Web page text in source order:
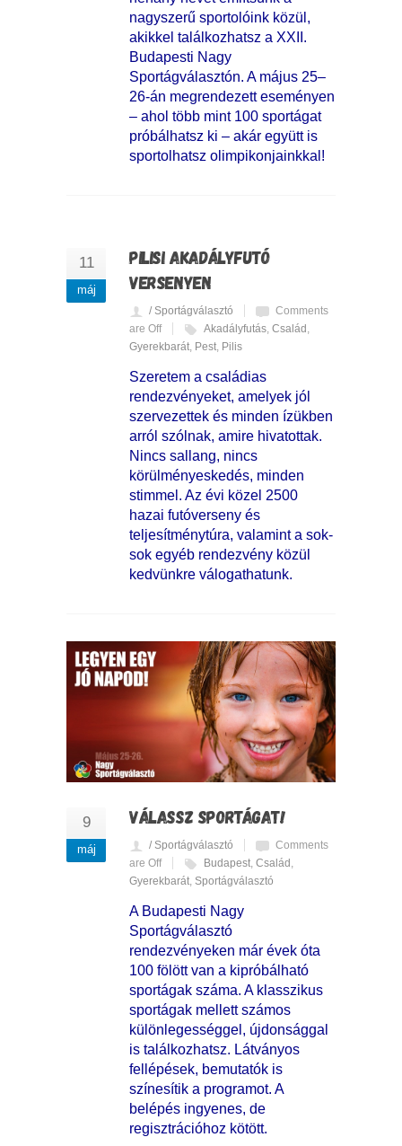
nagyszerű sportolóink közül,
akikkel találkozhatsz a XXII.
Budapesti Nagy
Sportágválasztón. A május 25–
26-án megrendezett eseményen
– ahol több mint 100 sportágat
próbálhatsz ki – akár együtt is
sportolhatsz olimpikonjainkkal!
11
máj
PILISI AKADÁLYFUTÓ
VERSENYEN
/ Sportágválasztó
Comments
are Off
Akadályfutás, Család ,
Gyerekbarát, Pest, Pilis
Szeretem a családias
rendezvényeket, amelyek jól
szervezettek és minden ízükben
arról szólnak, amire hivatottak.
Nincs sallang, nincs
körülményeskedés, minden
stimmel. Az évi közel 2500
hazai futóverseny és
teljesítménytúra, valamint a sok-
sok egyéb rendezvény közül
kedvünkre válogathatunk.
9
máj
VÁLASSZ SPORTÁGAT!
/ Sportágválasztó
Comments
are Off
Budapest, Család ,
Gyerekbarát, Sportágválasztó
A Budapesti Nagy
Sportágválasztó
rendezvényeken már évek óta
100 fölött van a kipróbálható
sportágak száma. A klasszikus
sportágak mellett számos
különlegességgel, újdonsággal
is találkozhatsz. Látványos
fellépések, bemutatók is
színesítik a programot. A
belépés ingyenes, de
regisztrációhoz kötött.